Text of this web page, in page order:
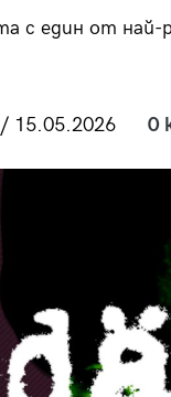
с един от най-
15.05.2026 0